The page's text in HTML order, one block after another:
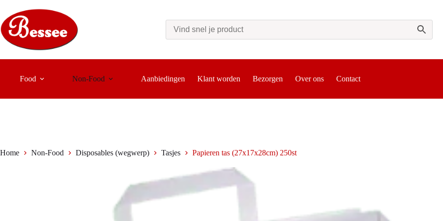
naar
de
inhoud
Food Non-Food Aanbiedingen Klant worden Bezorgen Over ons Contact
Home Non-Food Disposables (wegwerp) Tasjes Papieren tas (27x17x28cm) 250st